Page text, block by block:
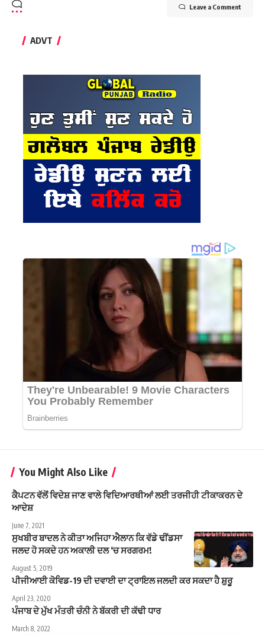
Leave a Comment
ADVT
You Might Also Like
ਕੈਪਟਨ ਵੱਲੋਂ ਵਿਦੇਸ਼ ਜਾਣ ਵਾਲੇ ਵਿਦਿਆਰਥੀਆਂ ਲਈ ਤਰਜੀਹੀ ਟੀਕਾਕਰਨ ਦੇ
ਆਦੇਸ਼
June 7, 2021
ਸੁਖਬੀਰ ਬਾਦਲ ਨੇ ਕੀਤਾ ਅਜਿਹਾ ਐਲਾਨ ਕਿ ਵੱਡੇ ਢੀਂਡਸਾ
ਜਲਦ ਹੋ ਸਕਦੇ ਹਨ ਅਕਾਲੀ ਦਲ ‘ਚ ਸਰਗਰਮ!
August 5, 2019
ਪੀਜੀਆਈ ਕੋਵਿਡ-19 ਦੀ ਦਵਾਈ ਦਾ ਟ੍ਰਾਇਲ ਜਲਦੀ ਕਰ ਸਕਦਾ ਹੈ ਸ਼ੁਰੂ
April 23, 2020
ਪੰਜਾਬ ਦੇ ਮੁੱਖ ਮੰਤਰੀ ਚੰਨੀ ਨੇ ਬੱਕਰੀ ਦੀ ਕੱਢੀ ਧਾਰ
March 8, 2022